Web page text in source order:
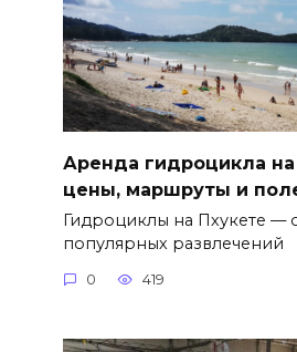
Аренда гидроцикла на
цены, маршруты и
Гидроциклы на Пхукете —
популярных развлечений
0 419